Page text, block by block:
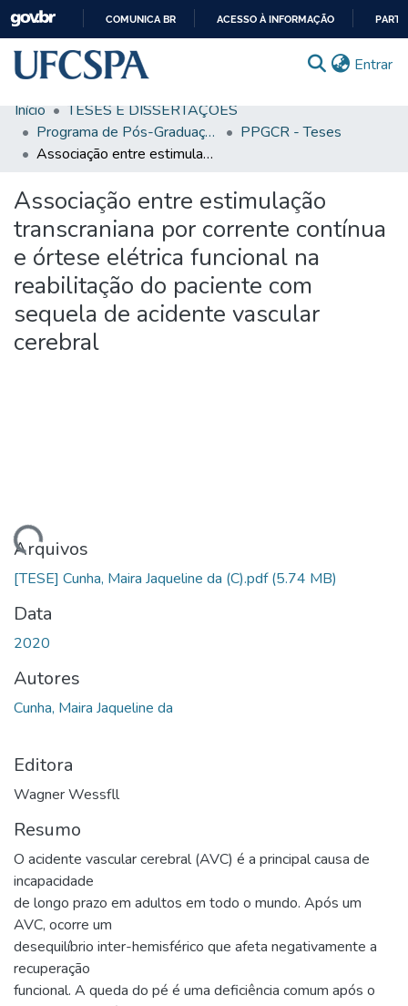
CONTEÚDO
COMUNICA BR ACESSO À INFORMAÇÃO
Entrar
Comunidades & Coleções
Busca Facetada
Estatísticas
Autoarquivamento
Sobre o RI-UFCSPA
FAQ
Ajuda
Início
TESES E DISSERTAÇÕES
Programa de Pós-Graduação em Ciências da Reabilitação
PPGCR - Teses
Associação entre estimulação transcraniana por corrente contínua e órtese elétrica funcional na reabilitação do paciente com sequela de acidente vascular cerebral
Associação entre estimulação
transcraniana por corrente contínua
e órtese elétrica funcional na
reabilitação do paciente com
sequela de acidente vascular
cerebral
Arquivos
[TESE] Cunha, Maira Jaqueline da (C).pdf(5.74 MB)
Data
2020
Autores
Cunha, Maira Jaqueline da
Editora
Wagner Wessfll
Resumo
O acidente vascular cerebral (AVC) é a principal causa de
incapacidade
de longo prazo em adultos em todo o mundo. Após um
AVC, ocorre um
desequilíbrio inter-hemisférico que afeta negativamente a
recuperação
funcional. A queda do pé é uma deficiência comum após o